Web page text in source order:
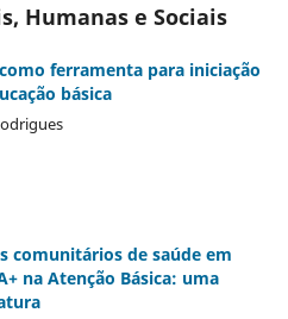
Humanas e Sociais
ferramenta para iniciação
básica
comunitários de saúde em
na Atenção Básica: uma